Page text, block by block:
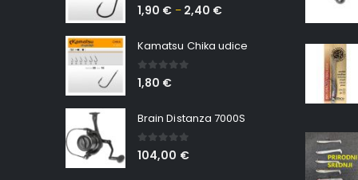
0 out of 5
1,90 € – 2,40 €
Kamatsu Chika udice
0 out of 5
1,80 €
Brain Distanza 7000S
0out of 5
104,00 €